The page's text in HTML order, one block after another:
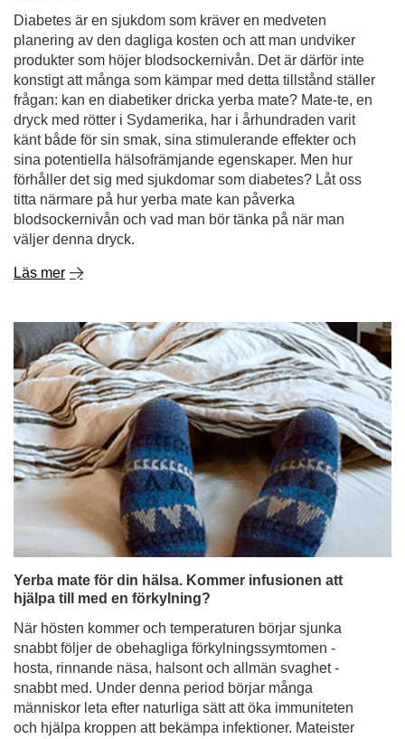
Diabetes är en sjukdom som kräver en medveten
planering av den dagliga kosten och att man undviker
produkter som höjer blodsockernivån. Det är därför inte
konstigt att många som kämpar med detta tillstånd ställer
frågan: kan en diabetiker dricka yerba mate? Mate-te, en
dryck med rötter i Sydamerika, har i århundraden varit
känt både för sin smak, sina stimulerande effekter och
sina potentiella hälsofrämjande egenskaper. Men hur
förhåller det sig med sjukdomar som diabetes? Låt oss
titta närmare på hur yerba mate kan påverka
blodsockernivån och vad man bör tänka på när man
väljer denna dryck.
Läs mer
Yerba mate för din hälsa. Kommer infusionen att
hjälpa till med en förkylning?
När hösten kommer och temperaturen börjar sjunka
snabbt följer de obehagliga förkylningssymtomen -
hosta, rinnande näsa, halsont och allmän svaghet -
snabbt med. Under denna period börjar många
människor leta efter naturliga sätt att öka immuniteten
och hjälpa kroppen att bekämpa infektioner. Mateister